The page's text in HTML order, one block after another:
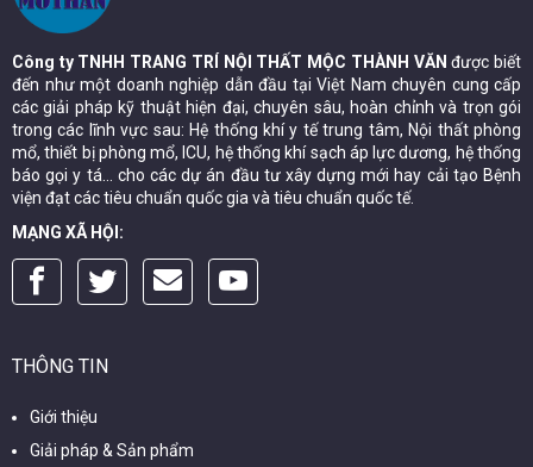
Công ty TNHH TRANG TRÍ NỘI THẤT MỘC THÀNH VĂN được biết
đến như một doanh nghiệp dẫn đầu tại Việt Nam chuyên cung cấp
các giải pháp kỹ thuật hiện đại, chuyên sâu, hoàn chỉnh và trọn gói
trong các lĩnh vực sau: Hệ thống khí y tế trung tâm, Nội thất phòng
mổ, thiết bị phòng mổ, ICU, hệ thống khí sạch áp lực dương, hệ thống
báo gọi y tá… cho các dự án đầu tư xây dựng mới hay cải tạo Bệnh
viện đạt các tiêu chuẩn quốc gia và tiêu chuẩn quốc tế.
MẠNG XÃ HỘI:
THÔNG TIN
Giới thiệu
Giải pháp & Sản phẩm